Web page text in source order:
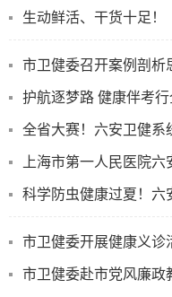
市卫健委召开案例剖析
全省大赛！六安卫健系
上海市第一人民医院
市卫健委开展健康义诊